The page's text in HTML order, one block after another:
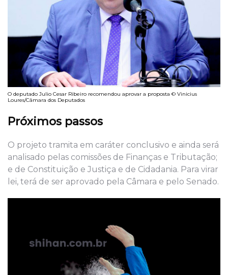
O deputado Julio Cesar Ribeiro recomendou aprovar a proposta © Vinicius
Loures/Câmara dos Deputados
Próximos passos
O projeto tramita em caráter conclusivo e ainda será
analisado pelas comissões de Finanças e Tributação;
e de Constituição e Justiça e de Cidadania. Para virar
lei, terá de ser aprovado pela Câmara e pelo Senado.